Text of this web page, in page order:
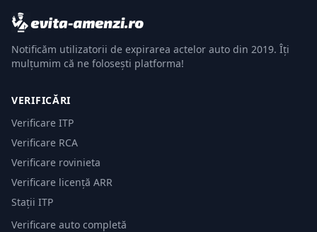
Notificăm utilizatorii de expirarea actelor auto din 2019. Îți
mulțumim că ne folosești platforma!
VERIFICĂRI
Verificare ITP
Verificare RCA
Verificare rovinieta
Verificare licență ARR
Stații ITP
Verificare auto completă